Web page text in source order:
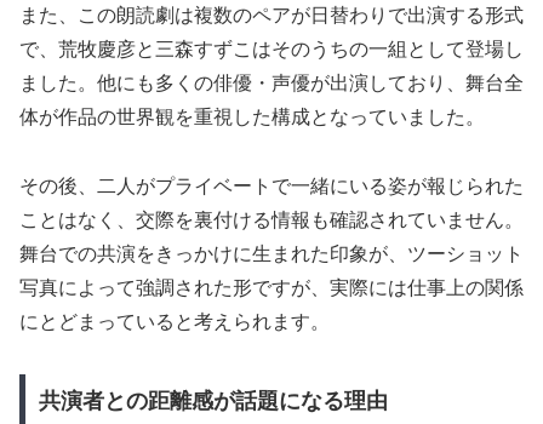
また、この朗読劇は複数のペアが日替わりで出演する形式
で、荒牧慶彦と三森すずこはそのうちの一組として登場し
ました。他にも多くの俳優・声優が出演しており、舞台全
体が作品の世界観を重視した構成となっていました。
その後、二人がプライベートで一緒にいる姿が報じられた
ことはなく、交際を裏付ける情報も確認されていません。
舞台での共演をきっかけに生まれた印象が、ツーショット
写真によって強調された形ですが、実際には仕事上の関係
にとどまっていると考えられます。
共演者との距離感が話題になる理由